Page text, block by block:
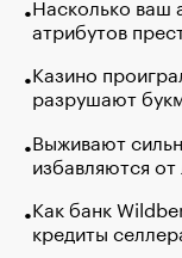
атрибутов
Казино
разрушают
Выживают
избавляются
Как банк
кредиты